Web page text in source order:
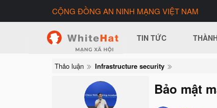
CỘNG ĐỒNG AN NINH MẠNG VIỆT NAM
TIN TỨC
Thảo luận Infrastructure security
Bảo mật